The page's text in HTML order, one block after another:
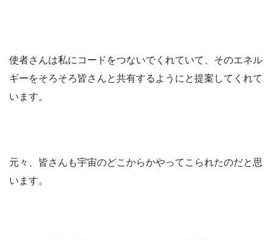
使者さんは私にコードをつないでくれていて、そのエネル
ギーをそろそろ皆さんと共有するようにと提案してくれて
います。
元々、皆さんも宇宙のどこからかやってこられたのだと思
います。